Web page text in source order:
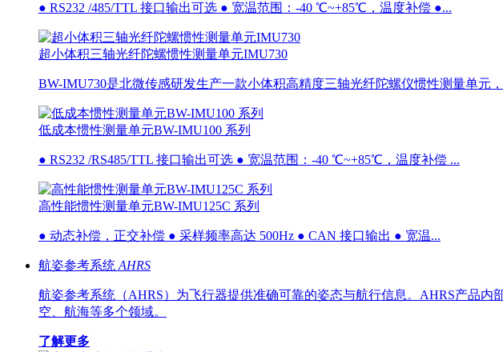
● RS232 /485/TTL 接口输出可选 ● 宽温范围：-40 ℃~+85℃，温度补偿 ●...
超小体积三轴光纤陀螺惯性测量单元IMU730
BW-IMU730是北微传感研发生产一款小体积高精度三轴光纤陀螺仪惯性测量单元
低成本惯性测量单元BW-IMU100 系列
● RS232 /RS485/TTL 接口输出可选 ● 宽温范围：-40 ℃~+85℃，温度补偿 ...
高性能惯性测量单元BW-IMU125C 系列
● 动态补偿，正交补偿 ● 采样频率高达 500Hz ● CAN 接口输出 ● 宽温...
航姿参考系统 AHRS
航姿参考系统（AHRS）为飞行器提供准确可靠的姿态与航行信息。AHRS产品
空、航海等多个领域。
了解更多